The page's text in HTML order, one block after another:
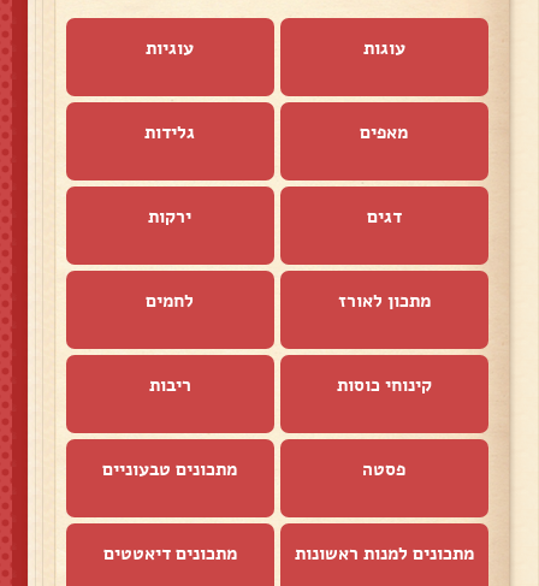
עוגות עוגיות
מאפים גלידות
דגים ירקות
מתכון לאורז לחמים
קינוחי כוסות ריבות
פסטה מתכונים טבעוניים
מתכונים למנות ראשונות מתכונים דיאטטים